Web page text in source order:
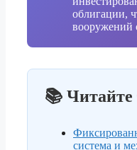
облигации,
📚 Читайте
система и